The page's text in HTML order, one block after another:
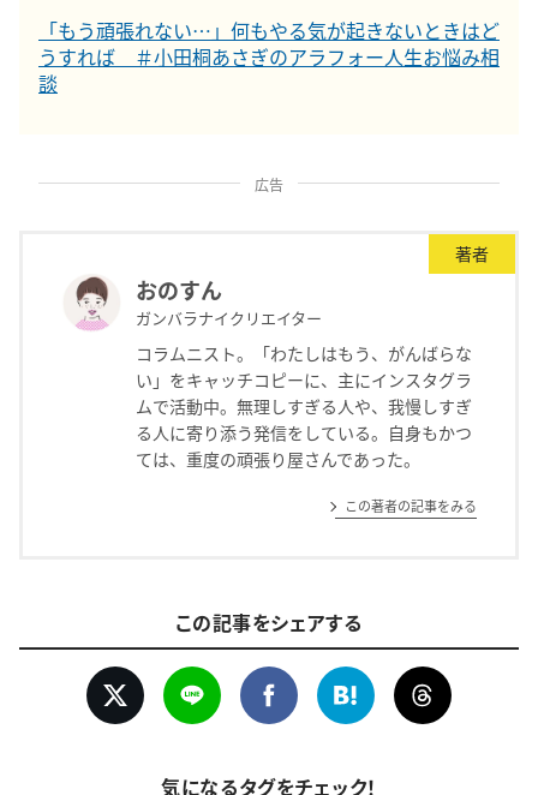
「もう頑張れない…」何もやる気が起きないときはど
うすれば ＃小田桐あさぎのアラフォー人生お悩み相
談
広告
著者
おのすん
ガンバラナイクリエイター
コラムニスト。「わたしはもう、がんばらな
い」をキャッチコピーに、主にインスタグラ
ムで活動中。無理しすぎる人や、我慢しすぎ
る人に寄り添う発信をしている。自身もかつ
ては、重度の頑張り屋さんであった。
この著者の記事をみる
この記事をシェアする
気になるタグをチェック！